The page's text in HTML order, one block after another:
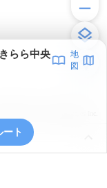
らら中央
地
図
ート